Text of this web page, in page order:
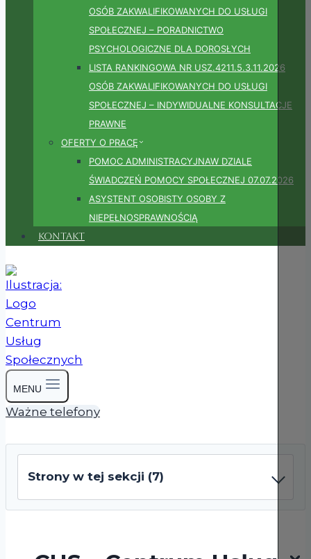
OSÓB ZAKWALIFIKOWANYCH DO USŁUGI
SPOŁECZNEJ – PORADNICTWO
PSYCHOLOGICZNE DLA DOROSŁYCH
LISTA RANKINGOWA NR USZ.4211.5.3.11.2026
OSÓB ZAKWALIFIKOWANYCH DO USŁUGI
SPOŁECZNEJ – INDYWIDUALNE KONSULTACJE
PRAWNE
OFERTY O PRACĘ
POMOC ADMINISTRACYJNAW DZIALE
ŚWIADCZEŃ POMOCY SPOŁECZNEJ 07.07.2026
ASYSTENT OSOBISTY OSOBY Z
NIEPEŁNOSPRAWNOŚCIĄ
Kontakt
MENU
Ważne telefony
Strony w tej sekcji (7)